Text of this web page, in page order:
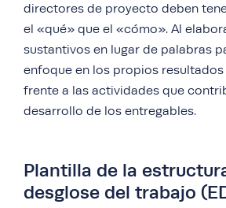
directores de proyecto deben
el «qué» que el «cómo». Al
sustantivos en lugar de palabras
enfoque en los propios
frente a las actividades que
desarrollo de los entregables.
Plantilla de la
desglose del trabajo